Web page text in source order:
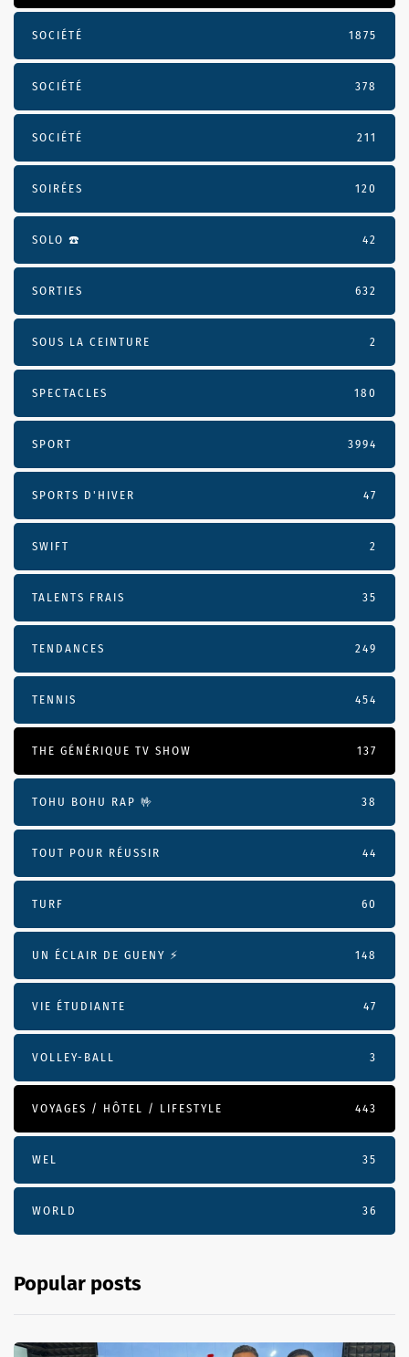
SOCIÉTÉ 1875
SOCIÉTÉ 378
SOCIÉTÉ 211
SOIRÉES 120
SOLO ☎️ 42
SORTIES 632
SOUS LA CEINTURE 2
SPECTACLES 180
SPORT 3994
SPORTS D'HIVER 47
SWIFT 2
TALENTS FRAIS 35
TENDANCES 249
TENNIS 454
THE GÉNÉRIQUE TV SHOW 137
TOHU BOHU RAP 🤟 38
TOUT POUR RÉUSSIR 44
TURF 60
UN ÉCLAIR DE GUENY ⚡️ 148
VIE ÉTUDIANTE 47
VOLLEY-BALL 3
VOYAGES / HÔTEL / LIFESTYLE 443
WEL 35
WORLD 36
Popular posts